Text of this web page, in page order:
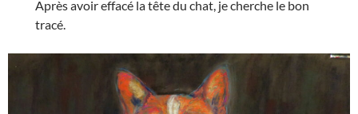
Après avoir effacé la tête du chat, je cherche le bon
tracé.